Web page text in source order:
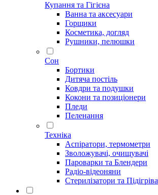
Купання та Гігієна
Ванна та аксесуари
Горщики
Косметика, догляд
Рушники, пелюшки
Сон
Бортики
Дитяча постіль
Ковдри та подушки
Кокони та позиціонери
Пледи
Пеленання
Техніка
Аспіратори, термометри
Зволожувачі, очищувачі
Пароварки та Блендери
Радіо-відеоняни
Стерилізатори та